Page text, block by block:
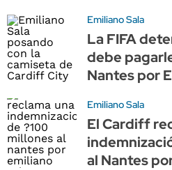
Emiliano Sala
La FIFA
debe
Nantes por
Emiliano Sala
El Cardiff
al Nantes